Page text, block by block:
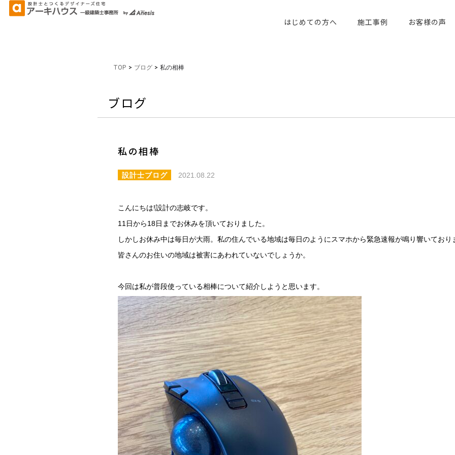
はじめての方へ 施工事例 お客様の声
TOP > ブログ > 私の相棒
ブログ
私の相棒
設計士ブログ 2021.08.22
こんにちは!設計の志岐です。
11日から18日までお休みを頂いておりました。
しかしお休み中は毎日が大雨。私の住んでいる地域は毎日のようにスマホから緊急速報が鳴り響いており
皆さんのお住いの地域は被害にあわれていないでしょうか。
今回は私が普段使っている相棒について紹介しようと思います。